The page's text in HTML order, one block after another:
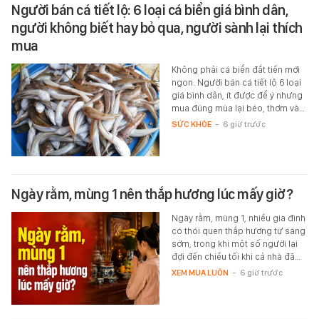
Người bán cá tiết lộ: 6 loại cá biển giá bình dân,
người không biết hay bỏ qua, người sành lại thích
mua
Không phải cá biển đắt tiền mới
ngon. Người bán cá tiết lộ 6 loại
giá bình dân, ít được để ý nhưng
mua đúng mùa lại béo, thơm và…
SỨC KHỎE - 6 giờ trước
Ngày rằm, mùng 1 nên thắp hương lúc mấy giờ?
Ngày rằm, mùng 1, nhiều gia đình
có thói quen thắp hương từ sáng
sớm, trong khi một số người lại
đợi đến chiều tối khi cả nhà đã…
XEM MUA LUÔN - 6 giờ trước